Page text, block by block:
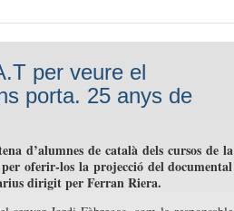
per veure el
porta. 25 anys de
d’alumnes de català dels cursos de la
oferir-los la projecció del documental
dirigit per Ferran Riera.